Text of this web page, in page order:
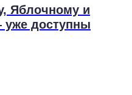
Яблочному и
доступны